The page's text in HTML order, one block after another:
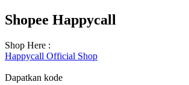
Shopee Happycall
Shop Here :
Happycall Official Shop
Dapatkan kode